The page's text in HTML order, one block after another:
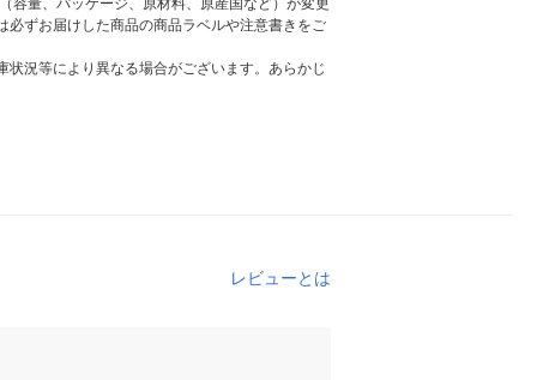
容量、パッケージ、原材料、原産国など）が変更
ずお届けした商品の商品ラベルや注意書きをご
況等により異なる場合がございます。あらかじ
レビューとは